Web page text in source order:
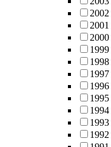
2002
2001
2000
1999
1998
1997
1996
1995
1994
1993
1992